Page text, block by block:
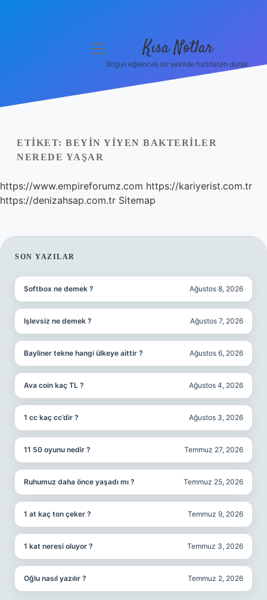
Yasal Uyarı
Hakkımızda
menüyü
Kısa Notlar
Bilgiyi eğlenceli bir şekilde hatırlatan durak.
ETIKET: BEYIN YIYEN BAKTERILER
NEREDE YAŞAR
https://www.empireforumz.com https://kariyerist.com.tr
https://denizahsap.com.tr Sitemap
SIDEBAR
SON YAZILAR
Softbox ne demek ? Ağustos 8, 2026
Işlevsiz ne demek ? Ağustos 7, 2026
Bayliner tekne hangi ülkeye aittir ? Ağustos 6, 2026
Ava coin kaç TL ? Ağustos 4, 2026
1 cc kaç cc’dir ? Ağustos 3, 2026
11 50 oyunu nedir ? Temmuz 27, 2026
Ruhumuz daha önce yaşadı mı ? Temmuz 25, 2026
1 at kaç ton çeker ? Temmuz 9, 2026
1 kat neresi oluyor ? Temmuz 3, 2026
Oğlu nasıl yazılır ? Temmuz 2, 2026